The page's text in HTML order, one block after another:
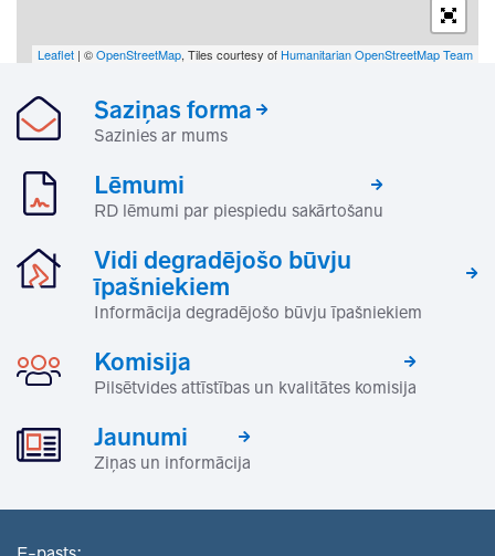
Leaflet | ©OpenStreetMap, Tiles courtesy of Humanitarian OpenStreetMap Team
Saziņas forma
Sazinies ar mums
Lēmumi
RD lēmumi par piespiedu sakārtošanu
Vidi degradējošo būvju
īpašniekiem
Informācija degradējošo būvju īpašniekiem
Komisija
Pilsētvides attīstības un kvalitātes komisija
Jaunumi
Ziņas un informācija